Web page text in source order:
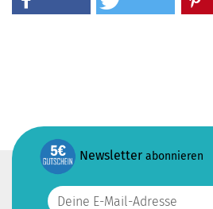
Newsletter abonnieren